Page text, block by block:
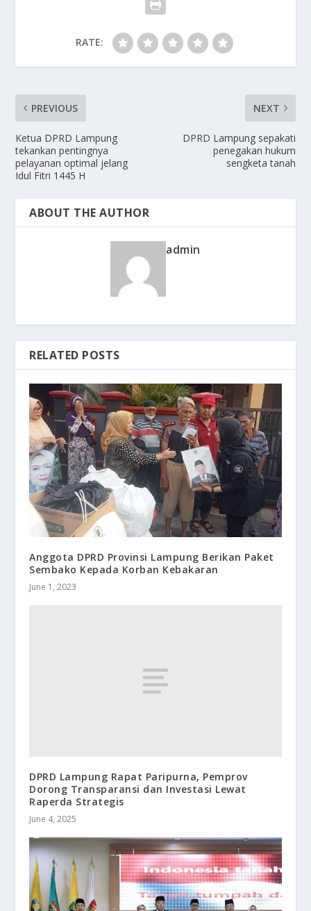
RATE:
PREVIOUS
Ketua DPRD Lampung
tekankan pentingnya
pelayanan optimal jelang
Idul Fitri 1445 H
NEXT
DPRD Lampung sepakati
penegakan hukum
sengketa tanah
ABOUT THE AUTHOR
admin
RELATED POSTS
Anggota DPRD Provinsi Lampung Berikan Paket
Sembako Kepada Korban Kebakaran
June 1, 2023
DPRD Lampung Rapat Paripurna, Pemprov
Dorong Transparansi dan Investasi Lewat
Raperda Strategis
June 4, 2025